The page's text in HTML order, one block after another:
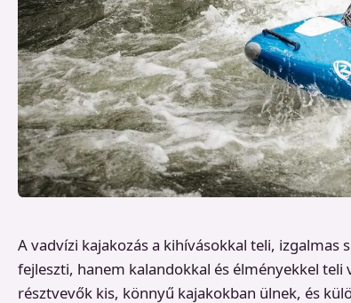
A vadvízi kajakozás a kihívásokkal teli,
fejleszti, hanem kalandokkal és élményekkel
résztvevők kis, könnyű kajakokban ülnek, és